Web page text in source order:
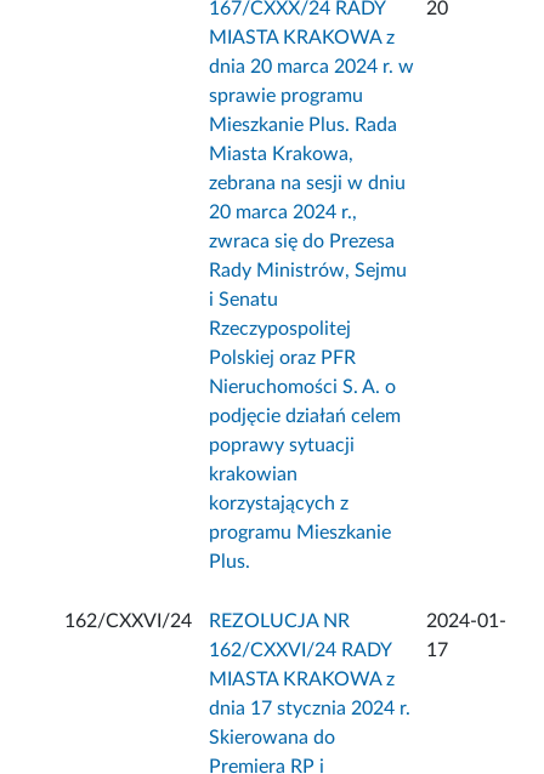
167/CXXX/24 RADY
MIASTA KRAKOWA z
dnia 20 marca 2024 r. w
sprawie programu
Mieszkanie Plus. Rada
Miasta Krakowa,
zebrana na sesji w dniu
20 marca 2024 r.,
zwraca się do Prezesa
Rady Ministrów, Sejmu
i Senatu
Rzeczypospolitej
Polskiej oraz PFR
Nieruchomości S. A. o
podjęcie działań celem
poprawy sytuacji
krakowian
korzystających z
programu Mieszkanie
Plus.
20
162/CXXVI/24
REZOLUCJA NR
162/CXXVI/24 RADY
MIASTA KRAKOWA z
dnia 17 stycznia 2024 r.
Skierowana do
Premiera RP i
2024-01-
17